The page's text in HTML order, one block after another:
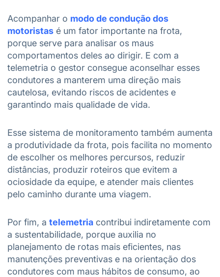
Acompanhar o modo de condução dos
motoristas é um fator importante na frota,
porque serve para analisar os maus
comportamentos deles ao dirigir. E com a
telemetria o gestor consegue aconselhar esses
condutores a manterem uma direção mais
cautelosa, evitando riscos de acidentes e
garantindo mais qualidade de vida.
Esse sistema de monitoramento também aumenta
a produtividade da frota, pois facilita no momento
de escolher os melhores percursos, reduzir
distâncias, produzir roteiros que evitem a
ociosidade da equipe, e atender mais clientes
pelo caminho durante uma viagem.
Por fim, a telemetria contribui indiretamente com
a sustentabilidade, porque auxilia no
planejamento de rotas mais eficientes, nas
manutenções preventivas e na orientação dos
condutores com maus hábitos de consumo, ao